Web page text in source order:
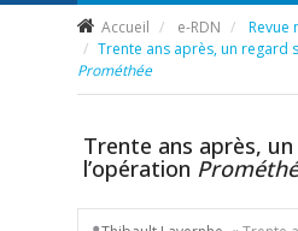
Accueil e-RDN
Revue
Trente ans après, un regard
Prométhée
Trente ans après,
l’opération